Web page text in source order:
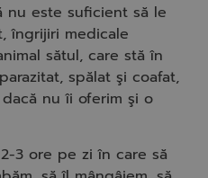
nu este suficient să le
îngrijiri medicale
sătul, care stă în
spălat şi coafat,
nu îi oferim şi o
3 ore pe zi în care să